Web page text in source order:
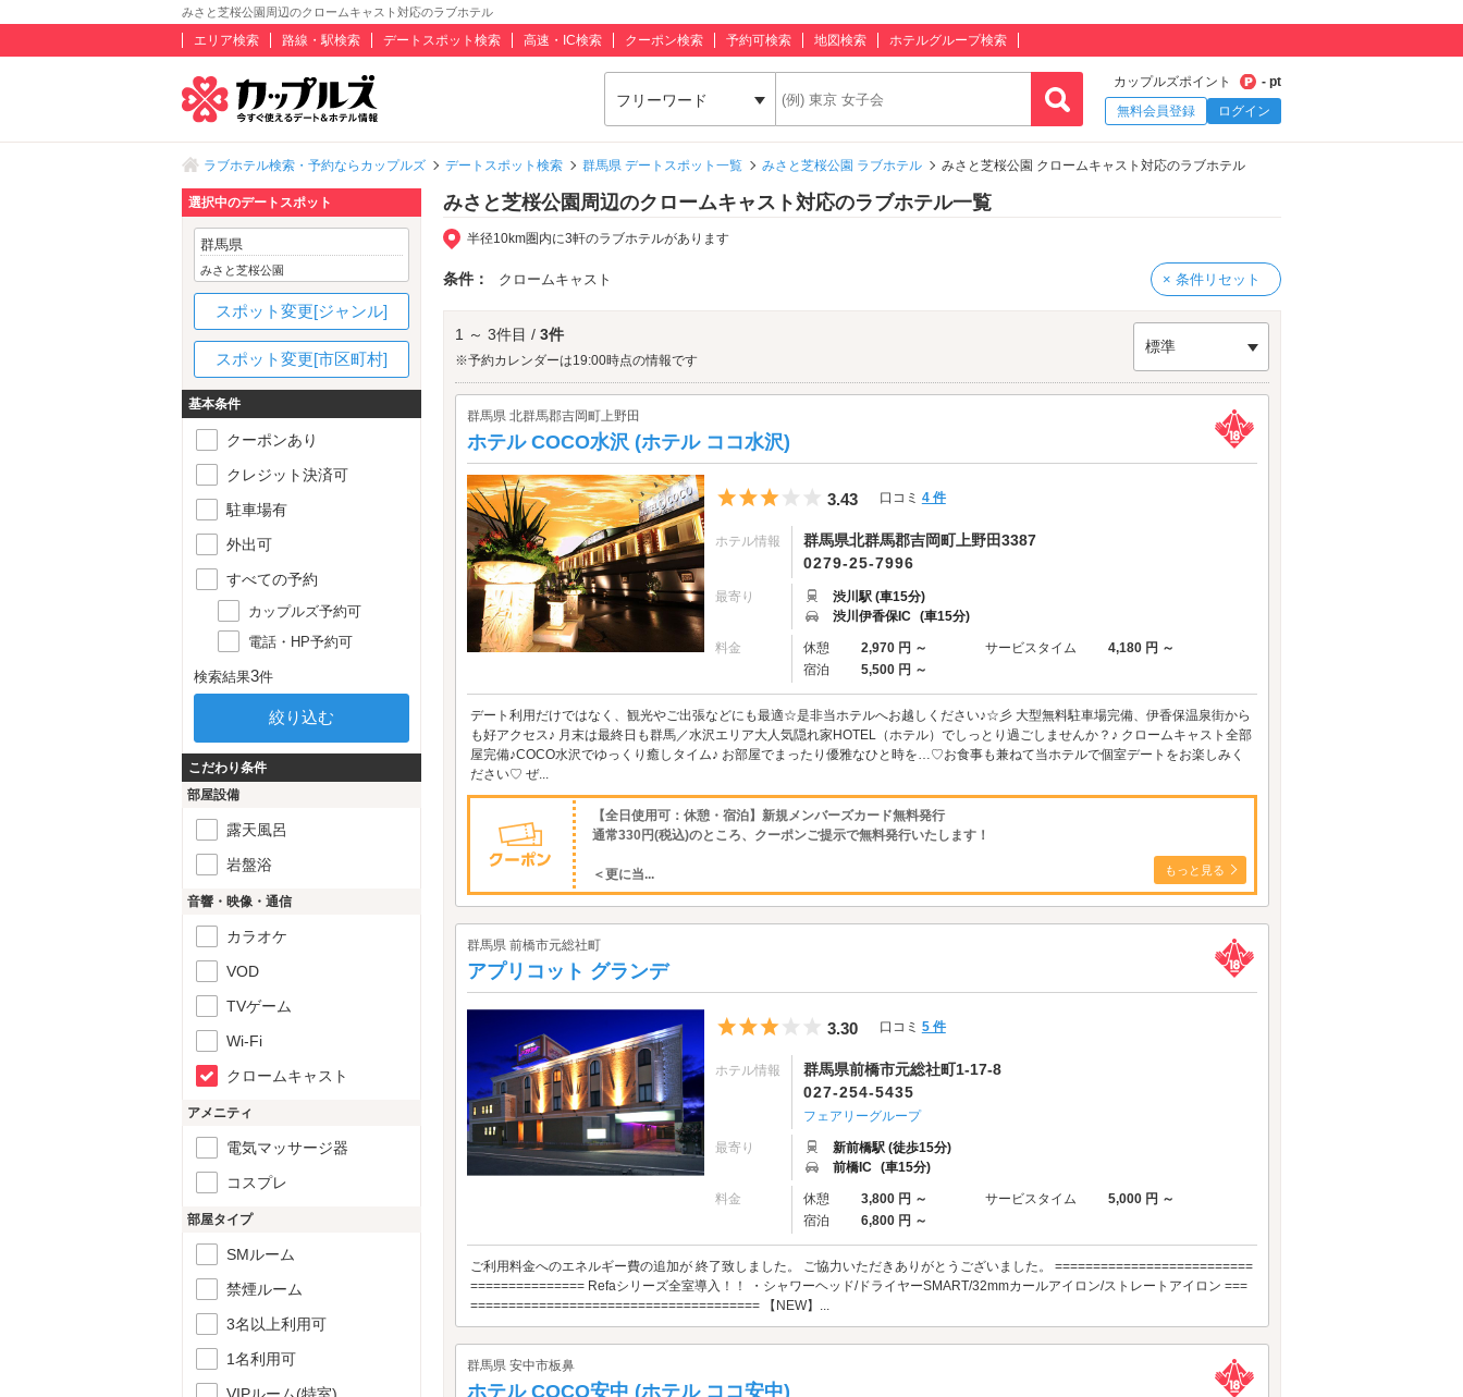
みさと芝桜公園周辺のクロームキャスト対応のラブホテル
エリア検索 路線・駅検索 デートスポット検索 高速・IC検索 クーポン検索 予約可検索 地図検索 ホテルグループ検索
フリーワード
カップルズポイント
- pt
無料会員登録
ログイン
ラブホテル検索・予約ならカップルズ デートスポット検索 群馬県 デートスポット一覧 みさと芝桜公園 ラブホテル みさと芝桜公園 クロームキャスト対応のラブホテル
みさと芝桜公園周辺のクロームキャスト対応のラブホテル一覧
半径10km圏内に3軒のラブホテルがあります
条件： クロームキャスト × 条件リセット
1 ～ 3件目 / 3件
※予約カレンダーは19:00時点の情報です
標準
群馬県 北群馬郡吉岡町上野田
ホテル COCO水沢 (ホテル ココ水沢)
5つ星のうち3
3.43 口コミ 4 件
ホテル情報
群馬県北群馬郡吉岡町上野田3387
0279-25-7996
最寄り
渋川駅 (車15分)
渋川伊香保IC (車15分)
料金 休憩 2,970 円 ～ サービスタイム
4,180 円 ～
宿泊
5,500 円 ～
デート利用だけではなく、観光やご出張などにも最適☆是非当ホテルへお越しください♪☆彡 大型無料駐車場完備、伊香保温泉街から
も好アクセス♪ 月末は最終日も群馬／水沢エリア大人気隠れ家HOTEL（ホテル）でしっとり過ごしませんか？♪ クロームキャスト全部
屋完備♪COCO水沢でゆっくり癒しタイム♪ お部屋でまったり優雅なひと時を…♡お食事も兼ねて当ホテルで個室デートをお楽しみく
ださい♡ ぜ...
【全日使用可：休憩・宿泊】新規メンバーズカード無料発行
通常330円(税込)のところ、クーポンご提示で無料発行いたします！
＜更に当... もっと見る
群馬県 前橋市元総社町
アプリコット グランデ
5つ星のうち3
3.30 口コミ 5 件
ホテル情報
群馬県前橋市元総社町1-17-8
027-254-5435
フェアリーグループ
最寄り
新前橋駅 (徒歩15分)
前橋IC (車15分)
料金 休憩 3,800 円 ～ サービスタイム
5,000 円 ～
宿泊
6,800 円 ～
ご利用料金へのエネルギー費の追加が 終了致しました。 ご協力いただきありがとうございました。 ==========================
=============== Refaシリーズ全室導入！！ ・シャワーヘッド/ドライヤーSMART/32mmカールアイロン/ストレートアイロン ===
====================================== 【NEW】...
群馬県 安中市板鼻
ホテル COCO安中 (ホテル ココ安中)
選択中のデートスポット
群馬県
みさと芝桜公園
スポット変更[ジャンル]
スポット変更[市区町村]
基本条件
クーポンあり
クレジット決済可
駐車場有
外出可
すべての予約
カップルズ予約可
電話・HP予約可
検索結果3件
こだわり条件
部屋設備
露天風呂
岩盤浴
音響・映像・通信
カラオケ
VOD
TVゲーム
Wi-Fi
クロームキャスト
アメニティ
電気マッサージ器
コスプレ
部屋タイプ
SMルーム
禁煙ルーム
3名以上利用可
1名利用可